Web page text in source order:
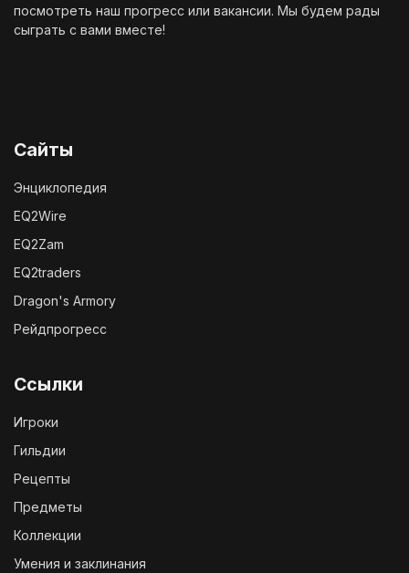
посмотреть наш прогресс или вакансии. Мы будем рады
сыграть с вами вместе!
Сайты
Энциклопедия
EQ2Wire
EQ2Zam
EQ2traders
Dragon's Armory
Рейдпрогресс
Ссылки
Игроки
Гильдии
Рецепты
Предметы
Коллекции
Умения и заклинания